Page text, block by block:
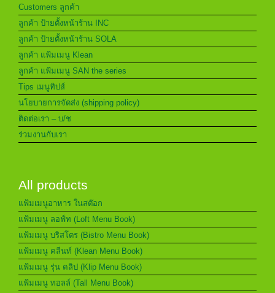
Customers ลูกค้า
ลูกค้า ป้ายตั้งหน้าร้าน INC
ลูกค้า ป้ายตั้งหน้าร้าน SOLA
ลูกค้า แฟ้มเมนู Klean
ลูกค้า แฟ้มเมนู SAN the series
Tips เมนูทิปส์
นโยบายการจัดส่ง (shipping policy)
ติดต่อเรา – บ/ช
ร่วมงานกับเรา
All products
แฟ้มเมนูอาหาร ในสต๊อก
แฟ้มเมนู ลอฟ์ท (Loft Menu Book)
แฟ้มเมนู บริสโตร (Bistro Menu Book)
แฟ้มเมนู คลีนท์ (Klean Menu Book)
แฟ้มเมนู รุ่น คลิป (Klip Menu Book)
แฟ้มเมนู ทอลล์ (Tall Menu Book)